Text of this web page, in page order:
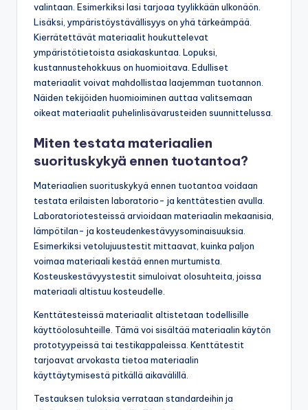
esteettiset tekijät, kuten väri ja pinta, voivat vaikuttaa
valintaan. Esimerkiksi lasi tarjoaa tyylikkään ulkonäön.
Lisäksi, ympäristöystävällisyys on yhä tärkeämpää.
Kierrätettävät materiaalit houkuttelevat
ympäristötietoista asiakaskuntaa. Lopuksi,
kustannustehokkuus on huomioitava. Edulliset
materiaalit voivat mahdollistaa laajemman tuotannon.
Näiden tekijöiden huomioiminen auttaa valitsemaan
Miten testata materiaalien
Materiaalien suorituskykyä ennen tuotantoa voidaan
testata erilaisten laboratorio- ja kenttätestien avulla.
Laboratoriotesteissä arvioidaan materiaalin mekaanisia,
lämpötilan- ja kosteudenkestävyysominaisuuksia.
Esimerkiksi vetolujuustestit mittaavat, kuinka paljon
voimaa materiaali kestää ennen murtumista.
Kosteuskestävyystestit simuloivat olosuhteita, joissa
Kenttätesteissä materiaalit altistetaan todellisille
käyttöolosuhteille. Tämä voi sisältää materiaalin käytön
prototyypeissä tai testikappaleissa. Kenttätestit
tarjoavat arvokasta tietoa materiaalin